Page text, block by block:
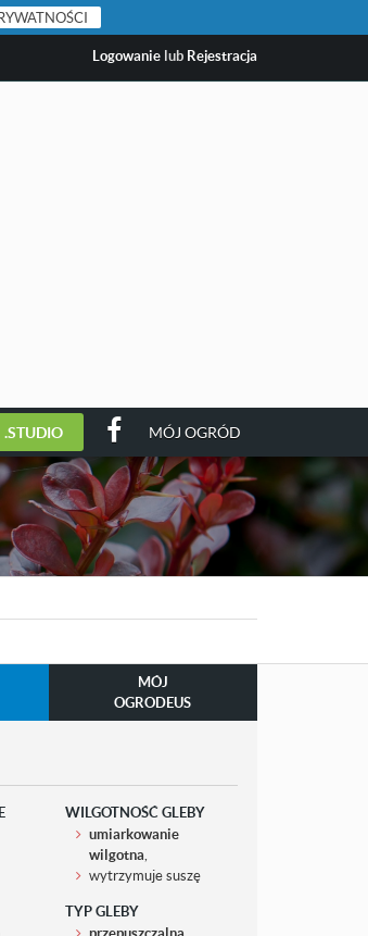
Logowanie lub Rejestracja
.STUDIO MÓJ OGRÓD
MÓJ
OGRODEUS
WILGOTNOŚĆ GLEBY
umiarkowanie
wilgotna
wytrzymuje suszę
TYP GLEBY